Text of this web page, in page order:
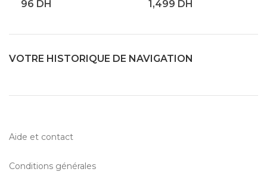
masseur brosse cuir
Spa minceur
Cortex-A72 ARM v8,
VOTRE HISTORIQUE DE NAVIGATION
Aide et contact
Conditions générales